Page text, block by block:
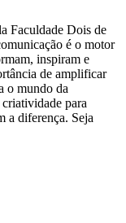
Faculdade Dois de
é o motor
inspiram e
de amplificar
o mundo da
para
a diferença. Seja